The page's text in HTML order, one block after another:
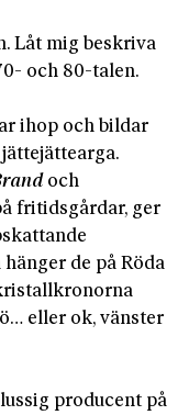
Låt mig beskriva
och 80-talen.
ihop och bildar
fritidsgårdar, ger
hänger de på Röda
eller ok, vänster
producent på